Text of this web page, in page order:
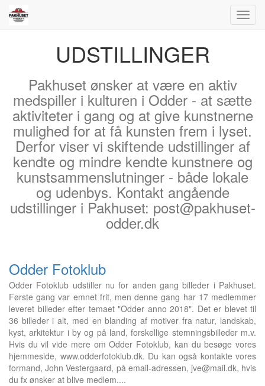
UDSTILLINGER
Pakhuset ønsker at være en aktiv
medspiller i kulturen i Odder - at sætte
aktiviteter i gang og at give kunstnerne
mulighed for at få kunsten frem i lyset.
Derfor viser vi skiftende udstillinger af
kendte og mindre kendte kunstnere og
kunstsammenslutninger - både lokale
og udenbys. Kontakt angående
udstillinger i Pakhuset: post@pakhuset-
odder.dk
Odder Fotoklub
Odder Fotoklub udstiller nu for anden gang billeder i Pakhuset.
Første gang var emnet frit, men denne gang har 17 medlemmer
leveret billeder efter temaet "Odder anno 2018". Det er blevet til
36 billeder i alt, med en blanding af motiver fra natur, landskab,
kyst, arkitektur i by og på land, forskellige stemningsbilleder m.v.
Hvis du vil vide mere om Odder Fotoklub, kan du besøge vores
hjemmeside, www.odderfotoklub.dk. Du kan også kontakte vores
formand, John Vestergaard, på email-adressen, jve@mail.dk, hvis
du fx ønsker at blive medlem....